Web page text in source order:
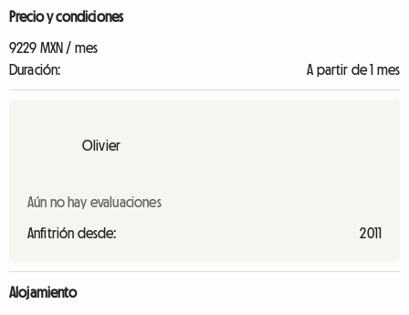
Precio y condiciones
9229 MXN / mes
Duración:
A partir de 1 mes
Olivier
Aún no hay evaluaciones
Anfitrión desde: 2011
Alojamiento